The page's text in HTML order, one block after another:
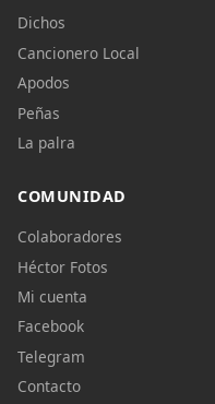
Dichos
Cancionero Local
Apodos
Peñas
La palra
COMUNIDAD
Colaboradores
Héctor Fotos
Mi cuenta
Facebook
Telegram
Contacto